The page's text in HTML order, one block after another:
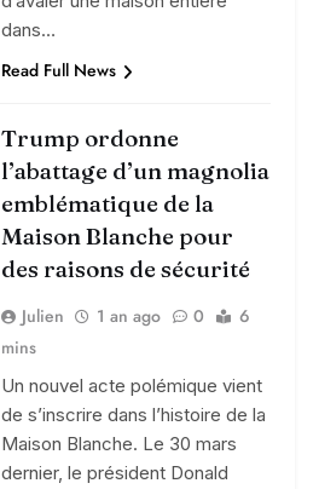
dans…
Read Full News
Trump ordonne
l’abattage d’un magnolia
emblématique de la
Maison Blanche pour
des raisons de sécurité
Julien 1 an ago 0
6
mins
Un nouvel acte polémique vient
de s’inscrire dans l’histoire de la
Maison Blanche. Le 30 mars
dernier, le président Donald